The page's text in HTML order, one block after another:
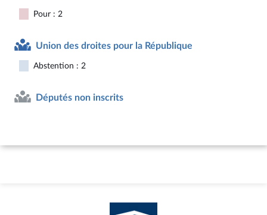
Pour : 2
Union des droites pour la République
Abstention : 2
Députés non inscrits